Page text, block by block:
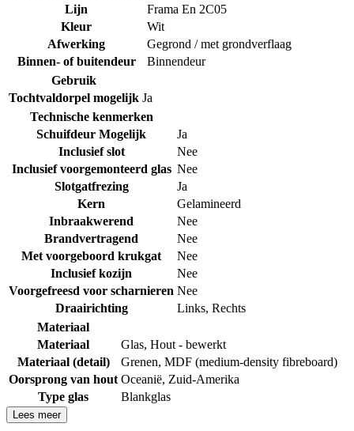
Lijn
Frama En 2C05
Kleur
Wit
Afwerking
Gegrond / met grondverflaag
Binnen- of buitendeur
Binnendeur
Gebruik
Tochtvaldorpel mogelijk Ja
Technische kenmerken
Schuifdeur Mogelijk
Ja
Inclusief slot
Nee
Inclusief voorgemonteerd glas Nee
Slotgatfrezing
Ja
Kern
Gelamineerd
Inbraakwerend
Nee
Brandvertragend
Nee
Met voorgeboord krukgat
Nee
Inclusief kozijn
Nee
Voorgefreesd voor scharnieren Nee
Draairichting
Links, Rechts
Materiaal
Materiaal
Glas, Hout - bewerkt
Materiaal (detail)
Grenen, MDF (medium-density fibreboard)
Oorsprong van hout Oceanië, Zuid-Amerika
Type glas
Blankglas
Lees meer